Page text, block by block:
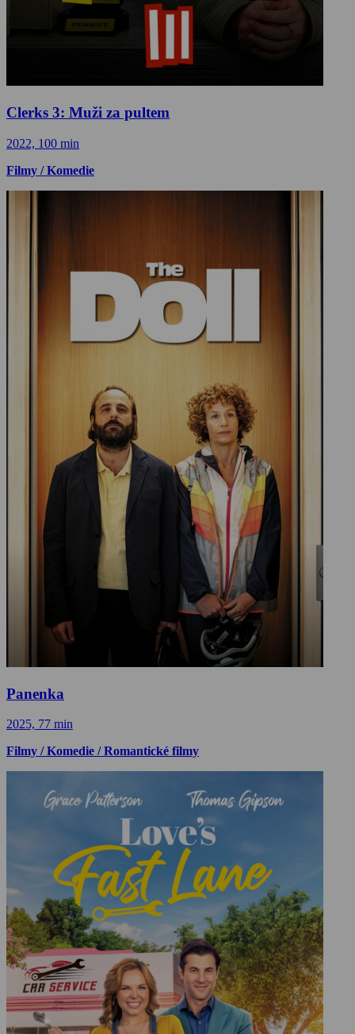
Clerks 3: Muži za pultem
2022, 100 min
Filmy / Komedie
Panenka
2025, 77 min
Filmy / Komedie / Romantické filmy